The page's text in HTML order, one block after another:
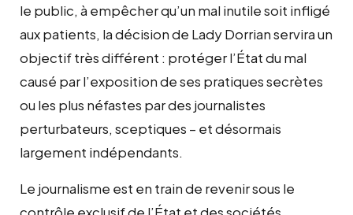
le public, à empêcher qu’un mal inutile soit infligé
aux patients, la décision de Lady Dorrian servira un
objectif très différent : protéger l’État du mal
causé par l’exposition de ses pratiques secrètes
ou les plus néfastes par des journalistes
perturbateurs, sceptiques – et désormais
largement indépendants.
Le journalisme est en train de revenir sous le